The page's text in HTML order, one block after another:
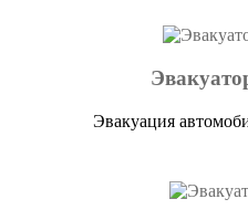
Эвакуация